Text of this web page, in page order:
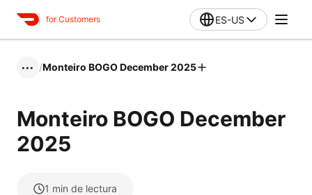
for Customers ES-US
••• /Monteiro BOGO December 2025
Monteiro BOGO December
2025
1 min de lectura